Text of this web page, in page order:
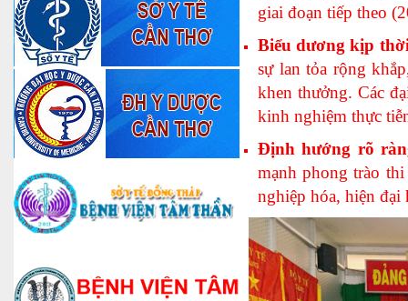
giai đoạn tiếp theo
Biểu dương kịp
sự lan tỏa rộng
khen thưởng. Các
kinh nghiệm thực
Định hướng rõ
mạnh phong trào
nghiệp hóa, hiện đại